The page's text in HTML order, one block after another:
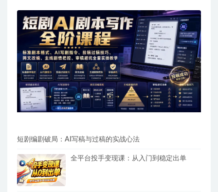
短剧编剧破局：AI写稿与过稿的实战心法
全平台投手变现课：从入门到稳定出单